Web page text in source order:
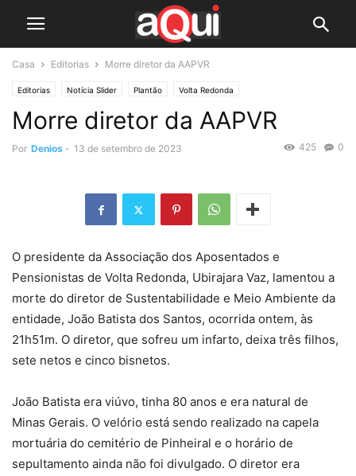
Casa Editorias Morre diretor da AAPVR
Editorias Notícia Slider Plantão Volta Redonda
Morre diretor da AAPVR
Por Denios - 13 de setembro de 2023 0
425
O presidente da Associação dos Aposentados e
Pensionistas de Volta Redonda, Ubirajara Vaz, lamentou a
morte do diretor de Sustentabilidade e Meio Ambiente da
entidade, João Batista dos Santos, ocorrida ontem, às
21h51m. O diretor, que sofreu um infarto, deixa três filhos,
sete netos e cinco bisnetos.
João Batista era viúvo, tinha 80 anos e era natural de
Minas Gerais. O velório está sendo realizado na capela
mortuária do cemitério de Pinheiral e o horário de
sepultamento ainda não foi divulgado. O diretor era